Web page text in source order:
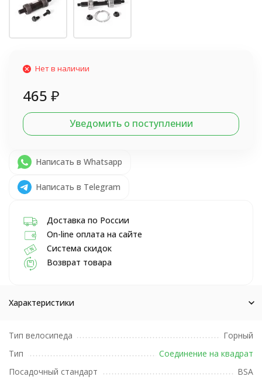
Нет в наличии
465 ₽
Уведомить о поступлении
Написать в Whatsapp
Написать в Telegram
Доставка по России
On-line оплата на сайте
Система скидок
Возврат товара
Характеристики
Тип велосипеда
Горный
Тип
Соединение на квадрат
Посадочный стандарт
BSA